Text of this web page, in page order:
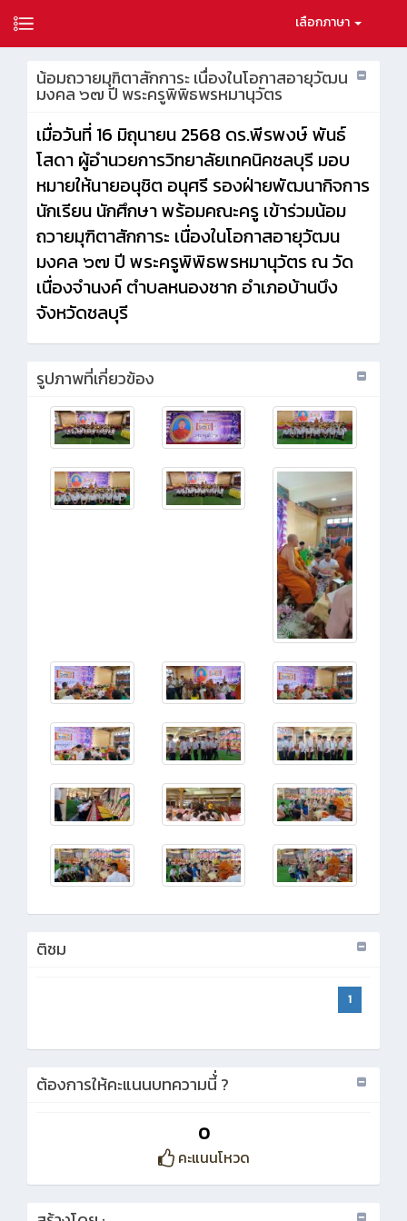
เลือกภาษา
น้อมถวายมุฑิตาสักการะ เนื่องในโอกาสอายุวัฒน
มงคล ๖๗ ปี พระครูพิพิธพรหมานุวัตร
เมื่อวันที่ 16 มิถุนายน 2568 ดร.พีรพงษ์ พันธ์
โสดา ผู้อำนวยการวิทยาลัยเทคนิคชลบุรี มอบ
หมายให้นายอนุชิต อนุศรี รองฝ่ายพัฒนากิจการ
นักเรียน นักศึกษา พร้อมคณะครู เข้าร่วมน้อม
ถวายมุฑิตาสักการะ เนื่องในโอกาสอายุวัฒน
มงคล ๖๗ ปี พระครูพิพิธพรหมานุวัตร ณ วัด
เนื่องจำนงค์ ตำบลหนองชาก อำเภอบ้านบึง
จังหวัดชลบุรี
รูปภาพที่เกี่ยวข้อง
ติชม
1
ต้องการให้คะแนนบทความนี้่ ?
0
คะแนนโหวด